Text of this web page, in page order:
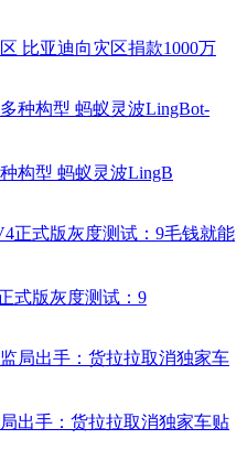
比亚迪向灾区捐款1000万
构型 蚂蚁灵波LingB
式版灰度测试：9
出手：货拉拉取消独家车贴